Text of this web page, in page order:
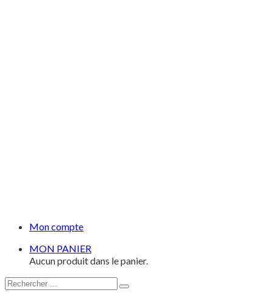
Mon compte
MON PANIER
Aucun produit dans le panier.